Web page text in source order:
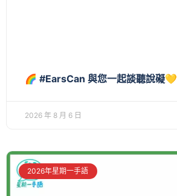
🌈 #EarsCan 與您一起談聽說礙💛
2026 年 8 月 6 日
2026年星期一手語